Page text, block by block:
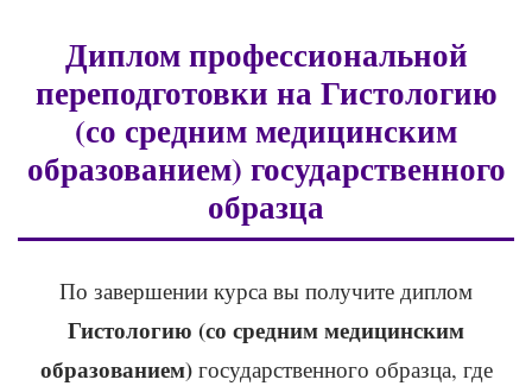
Диплом профессиональной
переподготовки на Гистологию
(со средним медицинским
образованием) государственного
образца
По завершении курса вы получите диплом
Гистологию (со средним медицинским
образованием)государственного образца, где